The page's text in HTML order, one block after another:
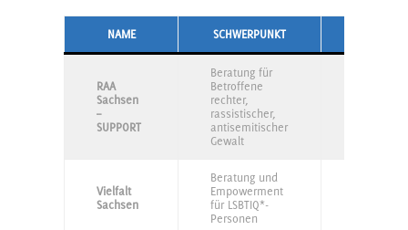
NAME SCHWERPUNKT
RAA
Sachsen
–
SUPPORT
Beratung für
Betroffene
rechter,
rassistischer,
antisemitischer
Gewalt
Vielfalt
Sachsen
Beratung und
Empowerment
für LSBTIQ*-
Personen